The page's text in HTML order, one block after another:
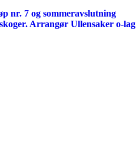
nr. 7 og sommeravslutning
Arrangør Ullensaker o-lag